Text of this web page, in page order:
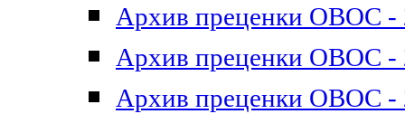
Архив преценки ОВОС -
Архив преценки ОВОС -
Архив преценки ОВОС -